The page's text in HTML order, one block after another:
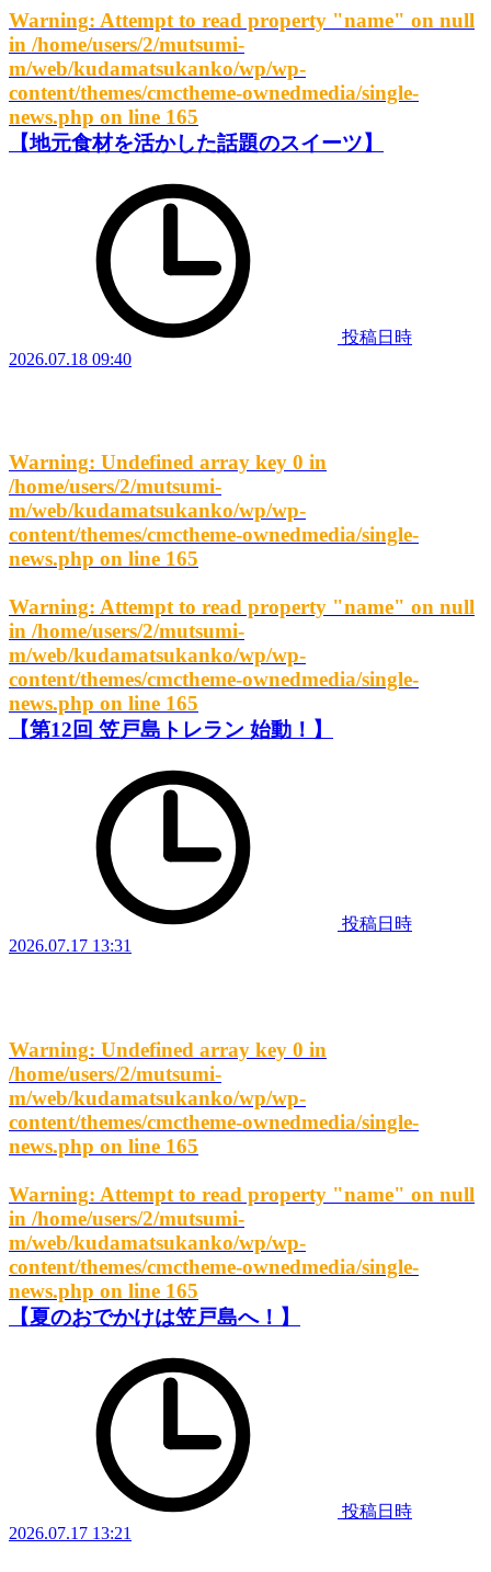
Warning: Attempt to read property "name" on null
in /home/users/2/mutsumi-
m/web/kudamatsukanko/wp/wp-
content/themes/cmctheme-ownedmedia/single-
news.php on line 165
【地元食材を活かした話題のスイーツ】
投稿日時
2026.07.18 09:40
Warning: Undefined array key 0 in
/home/users/2/mutsumi-
m/web/kudamatsukanko/wp/wp-
content/themes/cmctheme-ownedmedia/single-
news.php on line 165
Warning: Attempt to read property "name" on null
in /home/users/2/mutsumi-
m/web/kudamatsukanko/wp/wp-
content/themes/cmctheme-ownedmedia/single-
news.php on line 165
【第12回 笠戸島トレラン 始動！】
投稿日時
2026.07.17 13:31
Warning: Undefined array key 0 in
/home/users/2/mutsumi-
m/web/kudamatsukanko/wp/wp-
content/themes/cmctheme-ownedmedia/single-
news.php on line 165
Warning: Attempt to read property "name" on null
in /home/users/2/mutsumi-
m/web/kudamatsukanko/wp/wp-
content/themes/cmctheme-ownedmedia/single-
news.php on line 165
【夏のおでかけは笠戸島へ！】
投稿日時
2026.07.17 13:21